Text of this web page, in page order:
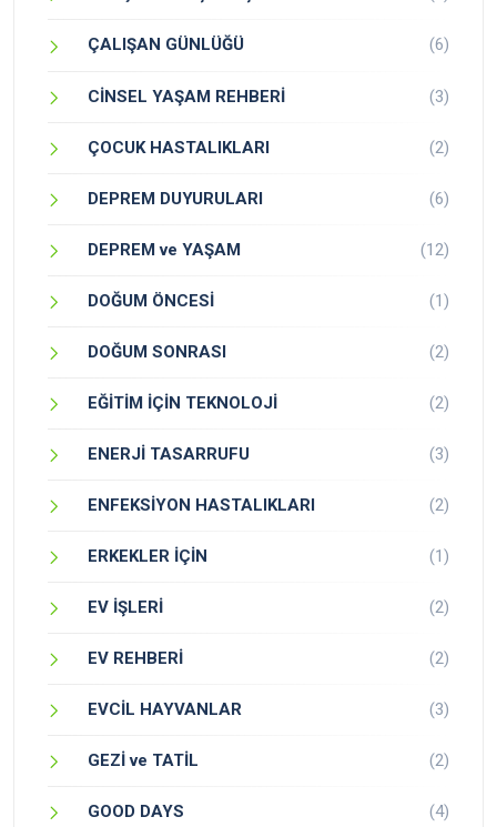
ÇALIŞAN GÜNLÜĞÜ (6)
CİNSEL YAŞAM REHBERİ (3)
ÇOCUK HASTALIKLARI (2)
DEPREM DUYURULARI (6)
DEPREM ve YAŞAM (12)
DOĞUM ÖNCESİ (1)
DOĞUM SONRASI (2)
EĞİTİM İÇİN TEKNOLOJİ (2)
ENERJİ TASARRUFU (3)
ENFEKSİYON HASTALIKLARI (2)
ERKEKLER İÇİN (1)
EV İŞLERİ (2)
EV REHBERİ (2)
EVCİL HAYVANLAR (3)
GEZİ ve TATİL (2)
GOOD DAYS (4)